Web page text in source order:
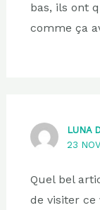
bas, ils ont
comme ça
LUNA
23
Quel bel
de visiter ce